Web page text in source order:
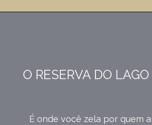
O RESERVA DO
É onde você zela por quem